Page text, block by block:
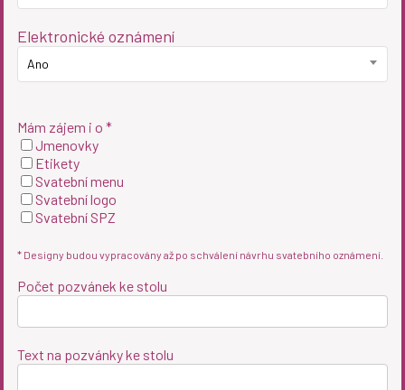
Elektronické oznámení
Ano
Mám zájem i o *
Jmenovky
Etikety
Svatební menu
Svatební logo
Svatební SPZ
* Designy budou vypracovány až po schválení návrhu svatebního oznámení.
Počet pozvánek ke stolu
Text na pozvánky ke stolu